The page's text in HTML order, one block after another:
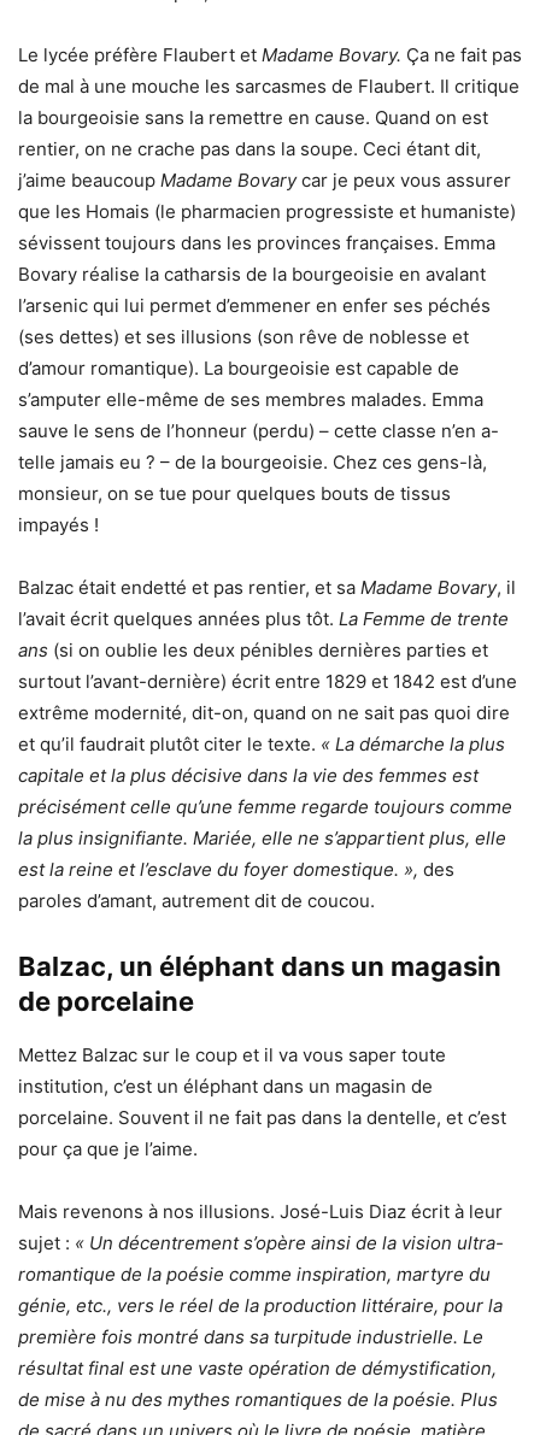
Le lycée préfère Flaubert et Madame Bovary. Ça ne fait pas
de mal à une mouche les sarcasmes de Flaubert. Il critique
la bourgeoisie sans la remettre en cause. Quand on est
rentier, on ne crache pas dans la soupe. Ceci étant dit,
j’aime beaucoup Madame Bovarycar je peux vous assurer
que les Homais (le pharmacien progressiste et humaniste)
sévissent toujours dans les provinces françaises. Emma
Bovary réalise la catharsis de la bourgeoisie en avalant
l’arsenic qui lui permet d’emmener en enfer ses péchés
(ses dettes) et ses illusions (son rêve de noblesse et
d’amour romantique). La bourgeoisie est capable de
s’amputer elle-même de ses membres malades. Emma
sauve le sens de l’honneur (perdu) – cette classe n’en a-
telle jamais eu ? – de la bourgeoisie. Chez ces gens-là,
monsieur, on se tue pour quelques bouts de tissus
impayés !
Balzac était endetté et pas rentier, et sa Madame Bovary, il
l’avait écrit quelques années plus tôt. La Femme de trente
ans (si on oublie les deux pénibles dernières parties et
surtout l’avant-dernière) écrit entre 1829 et 1842 est d’une
extrême modernité, dit-on, quand on ne sait pas quoi dire
et qu’il faudrait plutôt citer le texte. « La démarche la plus
capitale et la plus décisive dans la vie des femmes est
précisément celle qu’une femme regarde toujours comme
la plus insignifiante. Mariée, elle ne s’appartient plus, elle
est la reine et l’esclave du foyer domestique. », des
paroles d’amant, autrement dit de coucou.
Balzac, un éléphant dans un magasin
de porcelaine
Mettez Balzac sur le coup et il va vous saper toute
institution, c’est un éléphant dans un magasin de
porcelaine. Souvent il ne fait pas dans la dentelle, et c’est
pour ça que je l’aime.
Mais revenons à nos illusions. José-Luis Diaz écrit à leur
sujet : « Un décentrement s’opère ainsi de la vision ultra-
romantique de la poésie comme inspiration, martyre du
génie, etc., vers le réel de la production littéraire, pour la
première fois montré dans sa turpitude industrielle. Le
résultat final est une vaste opération de démystification,
de mise à nu des mythes romantiques de la poésie. Plus